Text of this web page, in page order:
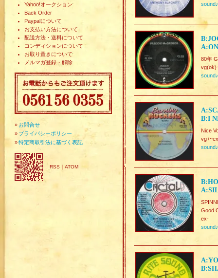
Yahoo!オークション
Back Order
Paypalについて
お支払い方法について
配送方法・送料について
コンディションについて
お取り置きについて
メルマガ登録・解除
» お問合せ
» プライバシーポリシー
»特定商取引法に基づく表記
RSS ｜ ATOM
sound♪
80年
sound♪
B:I
Nice
sound♪
Good
ex-
sound♪